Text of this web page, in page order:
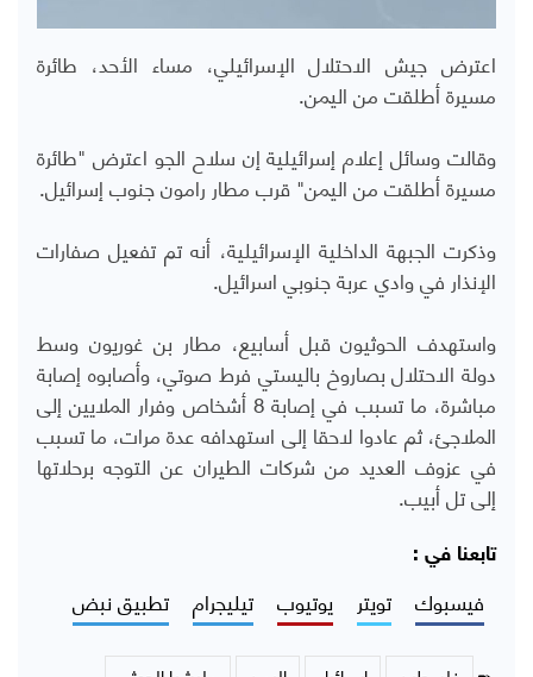
اعترض جيش الاحتلال الإسرائيلي، مساء الأحد، طائرة
مسيرة أطلقت من اليمن.
وقالت وسائل إعلام إسرائيلية إن سلاح الجو اعترض "طائرة
مسيرة أطلقت من اليمن" قرب مطار رامون جنوب إسرائيل.
وذكرت الجبهة الداخلية الإسرائيلية، أنه تم تفعيل صفارات
الإنذار في وادي عربة جنوبي اسرائيل.
واستهدف الحوثيون قبل أسابيع، مطار بن غوريون وسط
دولة الاحتلال بصاروخ باليستي فرط صوتي، وأصابوه إصابة
مباشرة، ما تسبب في إصابة 8 أشخاص وفرار الملايين إلى
الملاجئ، ثم عادوا لاحقا إلى استهدافه عدة مرات، ما تسبب
في عزوف العديد من شركات الطيران عن التوجه برحلاتها
إلى تل أبيب.
تابعنا في :
فيسبوك تويتر يوتيوب تيليجرام تطبيق نبض